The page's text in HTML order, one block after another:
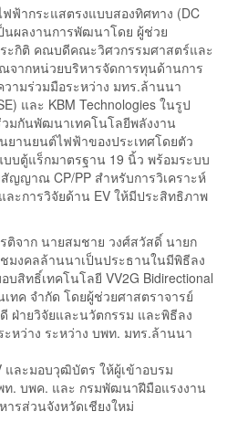
กระแสตรงแบบสองทิศทาง (DC
ป็นผลงานการพัฒนาโดย ผู้ช่วย
ะกิติ คณบดีคณะวิศวกรรมศาสตร์และ
ากหน่วยบริหารจัดการทุนด้านการ
ามร่วมมือระหว่าง มทร.ล้านนา
และ KBM Technologies ในรูป
วมกันพัฒนาเทคโนโลยีพลังงาน
ยานยนต์ไฟฟ้าของประเทศโดยตัว
บบตู้แร็กมาตรฐาน 19 นิ้ว พร้อมระบบ
ญญาณ CP/PP สำหรับการวิเคราะห์
ละการวิจัยด้าน EV ให้มีประสิทธิภาพ
ก นายสมชาย วงศ์สวัสดิ์ นายก
มงคลล้านนาเป็นประธานในมีพิธีลง
บสิทธิ์เทคโนโลยี VV2G Bidirectional
เทค จำกัด โดยผู้ช่วยศาสตราจารย์
ฝ่ายวิจัยและนวัตกรรม และพิธีลง
หว่าง ระหว่าง บพท. มทร.ล้านนา
และมอบวุฒิบัตร ให้ผู้เข้าอบรม
. บพค. และ กรมพัฒนาฝีมือแรงงาน
รส่วนจังหวัดเชียงใหม่